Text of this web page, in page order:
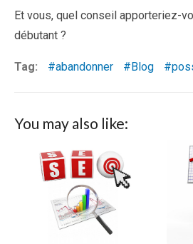
Et vous, quel conseil apporteriez-
débutant ?
Tag: abandonner Blog
You may also like: